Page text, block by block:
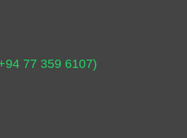
77 359 6107)